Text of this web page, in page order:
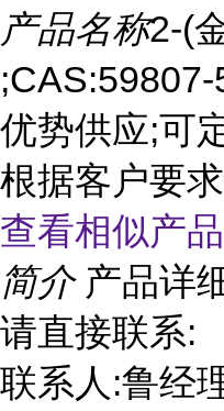
产品名称2-(
优势供应;可
根据客户要
查看相似产
简介 产品详
请直接联系:
联系人:鲁经